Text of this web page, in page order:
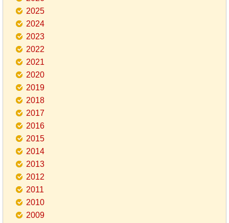
2025
2024
2023
2022
2021
2020
2019
2018
2017
2016
2015
2014
2013
2012
2011
2010
2009